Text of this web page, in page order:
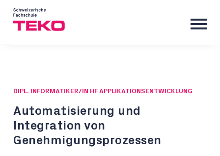
DIPL. INFORMATIKER/IN HF APPLIKATIONSENTWICKLUNG
Automatisierung und
Integration von
Genehmigungsprozessen